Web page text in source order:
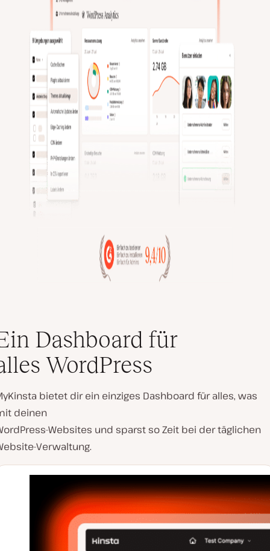
Dashboard für
WordPress
bietet dir ein einziges Dashboard für alles, was
deinen
Websites und sparst so Zeit bei der täglichen
Verwaltung.